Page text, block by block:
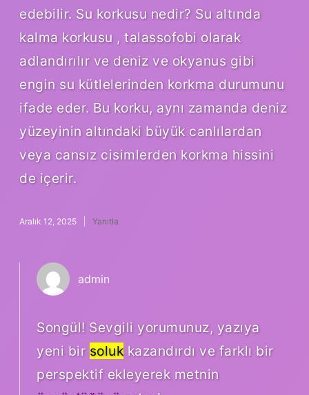
edebilir. Su korkusu nedir? Su altında
kalma korkusu , talassofobi olarak
adlandırılır ve deniz ve okyanus gibi
engin su kütlelerinden korkma durumunu
ifade eder. Bu korku, aynı zamanda deniz
yüzeyinin altındaki büyük canlılardan
veya cansız cisimlerden korkma hissini
de içerir.
Aralık 12, 2025 Yanıtla
admin
Songül! Sevgili yorumunuz, yazıya
yeni bir solukkazandırdı ve farklı bir
perspektif ekleyerek metnin